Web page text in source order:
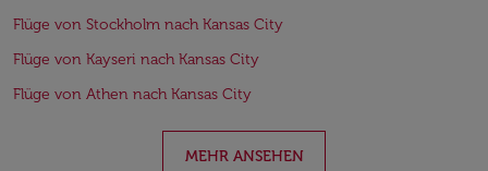
Flüge von Stockholm nach Kansas City
Flüge von Kayseri nach Kansas City
Flüge von Athen nach Kansas City
MEHR ANSEHEN